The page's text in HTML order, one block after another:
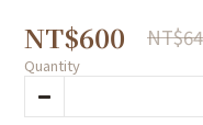
NT$600
Quantity